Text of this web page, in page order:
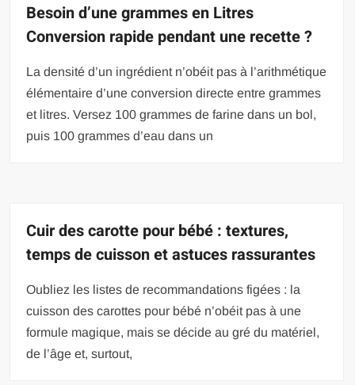
Besoin d’une grammes en Litres
Conversion rapide pendant une recette ?
La densité d’un ingrédient n’obéit pas à l’arithmétique
élémentaire d’une conversion directe entre grammes
et litres. Versez 100 grammes de farine dans un bol,
puis 100 grammes d’eau dans un
Cuir des carotte pour bébé : textures,
temps de cuisson et astuces rassurantes
Oubliez les listes de recommandations figées : la
cuisson des carottes pour bébé n’obéit pas à une
formule magique, mais se décide au gré du matériel,
de l’âge et, surtout,